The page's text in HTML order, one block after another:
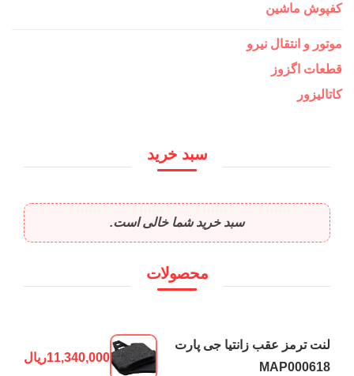
کفپوش ماشین
موتور و انتقال نیرو
قطعات اگزوز
کاتالیزور
سبد خرید
سبد خرید شما خالی است.
محصولات
لنت ترمز عقب زانتیا جی پارت
MAP000618
11,340,000ریال